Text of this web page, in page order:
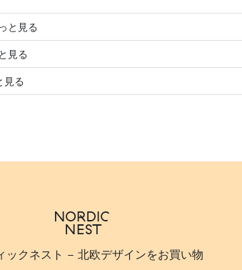
と見る
見る
見る
ックネスト - 北欧デザインをお買い物